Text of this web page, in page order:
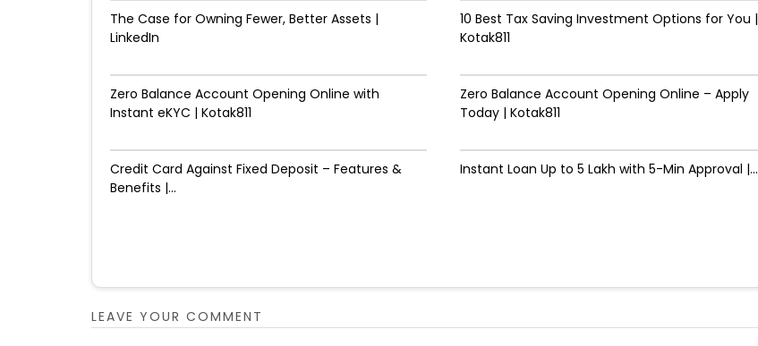
The Case for Owning Fewer, Better Assets |
LinkedIn
10 Best Tax Saving Investment Options for You |
Kotak811
Zero Balance Account Opening Online with
Instant eKYC | Kotak811
Zero Balance Account Opening Online – Apply
Today | Kotak811
Credit Card Against Fixed Deposit – Features &
Benefits |...
Instant Loan Up to ₹5 Lakh with 5-Min Approval |...
LEAVE YOUR COMMENT